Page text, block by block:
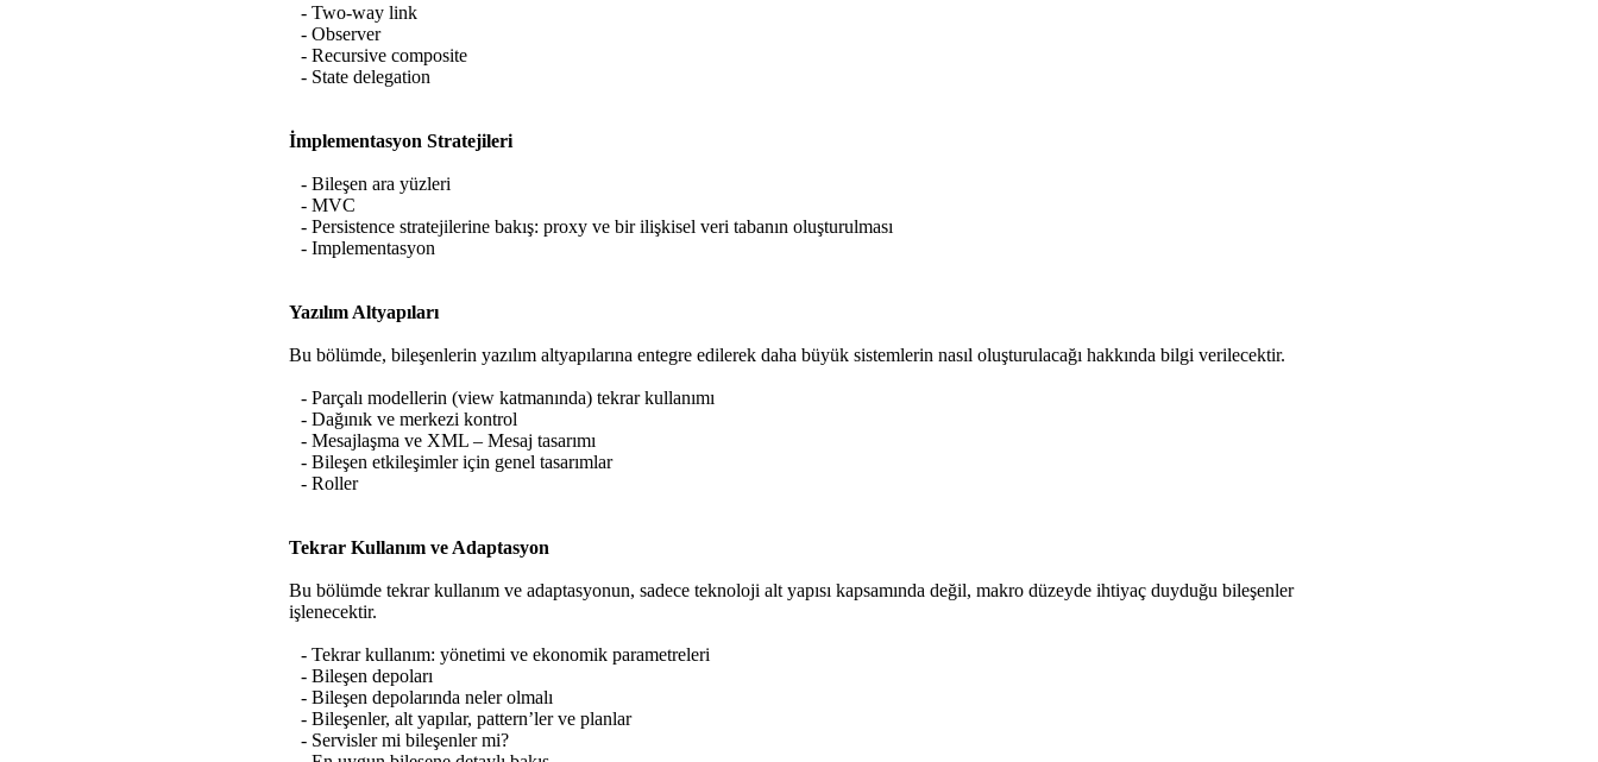
- Two-way link
- Observer
- Recursive composite
- State delegation
İmplementasyon Stratejileri
- Bileşen ara yüzleri
- MVC
- Persistence stratejilerine bakış: proxy ve bir ilişkisel veri tabanın oluşturulması
- Implementasyon
Yazılım Altyapıları
Bu bölümde, bileşenlerin yazılım altyapılarına entegre edilerek daha büyük sistemlerin nasıl oluşturulacağı hakkında bilgi verilecektir.
- Parçalı modellerin (view katmanında) tekrar kullanımı
- Dağınık ve merkezi kontrol
- Mesajlaşma ve XML – Mesaj tasarımı
- Bileşen etkileşimler için genel tasarımlar
- Roller
Tekrar Kullanım ve Adaptasyon
Bu bölümde tekrar kullanım ve adaptasyonun, sadece teknoloji alt yapısı kapsamında değil, makro düzeyde ihtiyaç duyduğu bileşenler
işlenecektir.
- Tekrar kullanım: yönetimi ve ekonomik parametreleri
- Bileşen depoları
- Bileşen depolarında neler olmalı
- Bileşenler, alt yapılar, pattern’ler ve planlar
- Servisler mi bileşenler mi?